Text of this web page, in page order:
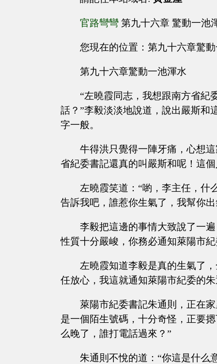
官路彎彎 第九十六章 驚動一池
您現在的位置：第九十六章驚
第九十六章驚動一池渾水
“左曉霞同志，我想跟南方省紀
話？”李毅淡淡地說道，說出嚴斯和
字一般。
牛得洪只覺得一陣牙痛，心想
省紀委書記還真的叫嚴斯和呢！這
左曉霞笑道：“喲，李主任，什
告訴我吧，誰惹你生氣了，我幫你出
李毅把這邊的事情大致說了一
性質十分嚴峻，你務必通知萊陽市
左曉霞知道李毅是真的生氣了
任放心，我這就通知萊陽市紀委的
萊陽市紀委書記朱通則，正在
是一個陌生號碼，十分奇怪，正要
么晚了，誰打電話過來？”
朱通則不悅的道：“你這是什么